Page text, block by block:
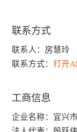
联系方式
联系人： 房慧玲
联系方式： 打开
工商信息
企业名称 ： 宜兴